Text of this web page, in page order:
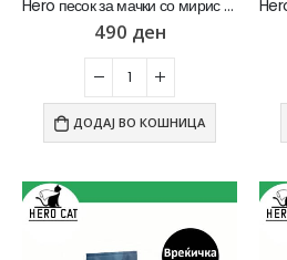
Hero песок за мачки со мирис на Лаванда [Вреќичка 10Л]
490 ден
ДОДАЈ ВО КОШНИЦА